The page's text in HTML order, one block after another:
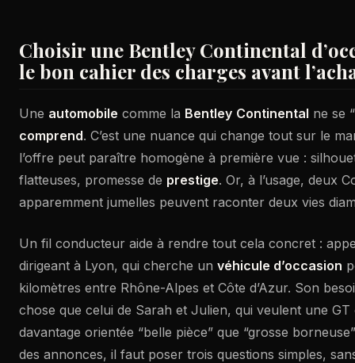
Choisir une Bentley Continental
le bon cahier des charges avant
Une automobile comme la Bentley Continental ne se
comprend. C’est une nuance qui change tout sur le
l’offre peut paraître homogène à première vue :
flatteuses, promesse de prestige. Or, à l’usage, deux
apparemment jumelles peuvent raconter deux vies
Un fil conducteur aide à rendre tout cela concret :
dirigeant à Lyon, qui cherche un véhicule d’occasion
kilomètres entre Rhône-Alpes et Côte d’Azur. Son
chose que celui de Sarah et Julien, qui veulent une GT
davantage orientée “belle pièce” que “grosse
des annonces, il faut poser trois questions simples,